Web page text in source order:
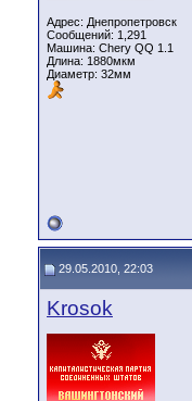
Адрес: Днепропетровск
Сообщений: 1,291
Машина: Chery QQ 1.1
Длина: 1880мкм
Диаметр: 32мм
29.05.2010, 22:03
Krosok